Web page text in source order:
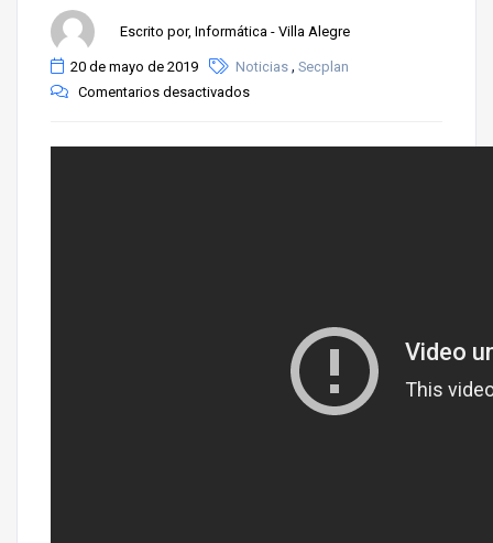
Escrito por, Informática - Villa Alegre
20 de mayo de 2019 Noticias , Secplan
Comentarios desactivados